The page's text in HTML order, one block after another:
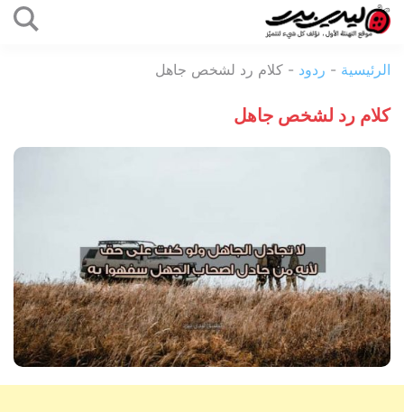
المحتوى
بيرد
الرئيسية - ردود - كلام رد لشخص جاهل
كلام رد لشخص جاهل